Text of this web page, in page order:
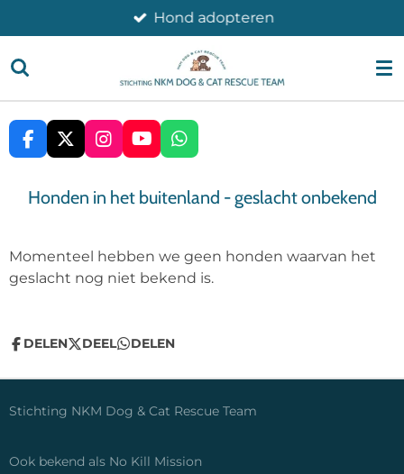
direct
naar
hoofdinhoud
Hond adopteren
F
A
E
K
X
I
N
T
A
M
Y
O
T
W
H
T
P
Honden in het buitenland - geslacht onbekend
Momenteel hebben we geen honden waarvan het
geslacht nog niet bekend is.
DELEN DEEL DELEN
Stichting NKM Dog & Cat Rescue Team
Ook bekend als No Kill Mission